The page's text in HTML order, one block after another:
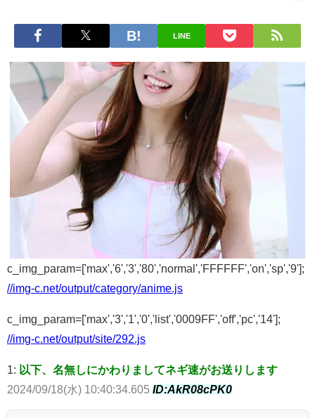
LINE
c_img_param=['max','6','3','80','normal','FFFFFF','on','sp','9'];
//img-c.net/output/category/anime.js
c_img_param=['max','3','1','0','list','0009FF','off','pc','14'];
//img-c.net/output/site/292.js
1: 以下、名無しにかわりましてネギ速がお送りします
2024/09/18(水) 10:40:34.605 ID:AkR08cPK0